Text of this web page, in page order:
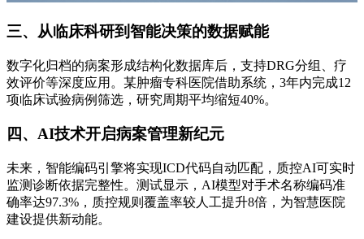
三、从临床科研到智能决策的数据赋能
数字化归档的病案形成结构化数据库后，支持DRG分组、疗
效评价等深度应用。某肿瘤专科医院借助系统，3年内完成12
项临床试验病例筛选，研究周期平均缩短40%。
四、AI技术开启病案管理新纪元
未来，智能编码引擎将实现ICD代码自动匹配，质控AI可实时
监测诊断依据完整性。测试显示，AI模型对手术名称编码准
确率达97.3%，质控规则覆盖率较人工提升8倍，为智慧医院
建设提供新动能。